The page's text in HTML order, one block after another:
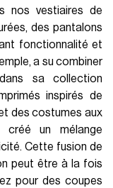
nos vestiaires de
des pantalons
fonctionnalité et
a su combiner
sa collection
inspirés de
des costumes aux
créé un mélange
Cette fusion de
peut être à la fois
pour des coupes